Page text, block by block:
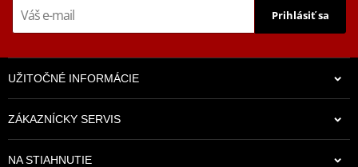
spracovania
ZST Technológia ako
Prihlásiť sa
UŽITOČNÉ INFORMÁCIE
ZÁKAZNÍCKY SERVIS
NA STIAHNUTIE